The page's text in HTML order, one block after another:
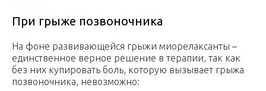
При грыже позвоночника
На фоне развивающейся грыжи миорелаксанты –
единственное верное решение в терапии, так как
без них купировать боль, которую вызывает грыжа
позвоночника, невозможно: